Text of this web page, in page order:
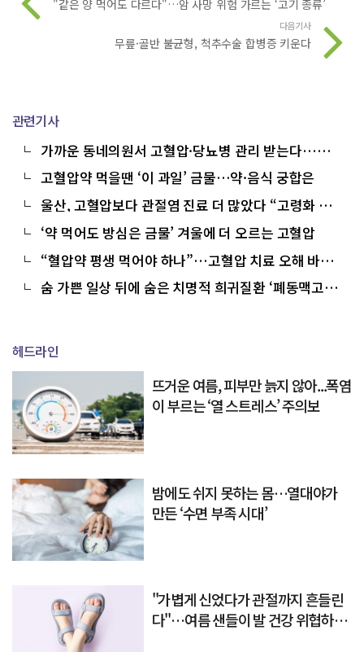
"같은 양 먹어도 다르다"…암 사망 위험 가르는 ‘고기 종류’
다음기사
무릎·골반 불균형, 척추수술 합병증 키운다
관련기사
가까운 동네의원서 고혈압·당뇨병 관리 받는다…본
인부담 ↓
고혈압약 먹을땐 ‘이 과일’ 금물…약·음식 궁합은
울산, 고혈압보다 관절염 진료 더 많았다 “고령화 여
파 본격화”
‘약 먹어도 방심은 금물’ 겨울에 더 오르는 고혈압
“혈압약 평생 먹어야 하나”…고혈압 치료 오해 바로
잡기
숨 가쁜 일상 뒤에 숨은 치명적 희귀질환 ‘폐동맥고혈
헤드라인
뜨거운 여름, 피부만 늙지 않아...폭염
이 부르는 ‘열 스트레스’ 주의보
밤에도 쉬지 못하는 몸…열대야가
만든 ‘수면 부족 시대’
"가볍게 신었다가 관절까지 흔들린
다"…여름 샌들이 발 건강 위협하는